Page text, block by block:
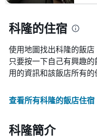
科隆的住宿
使用地圖找出科隆​的飯
只要按一下自己有興趣
用的資訊和該飯店所有的
查看所有科隆​的飯店住宿
科隆簡介